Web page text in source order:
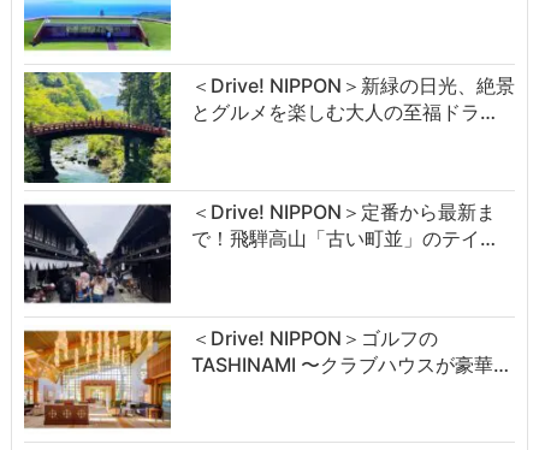
＜Drive! NIPPON＞新緑の日光、絶景
とグルメを楽しむ大人の至福ドラ…
＜Drive! NIPPON＞定番から最新ま
で！飛騨高山「古い町並」のテイ…
＜Drive! NIPPON＞ゴルフの
TASHINAMI 〜クラブハウスが豪華…